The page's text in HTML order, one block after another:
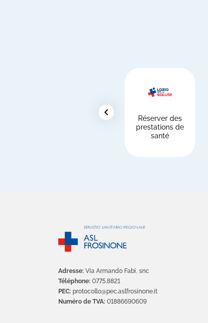
chevron_left
Réserver des
prestations de
santé
Adresse: Via Armando Fabi, snc
Téléphone: 0775.8821
PEC: protocollo@pec.aslfrosinone.it
Numéro de TVA: 01886690609